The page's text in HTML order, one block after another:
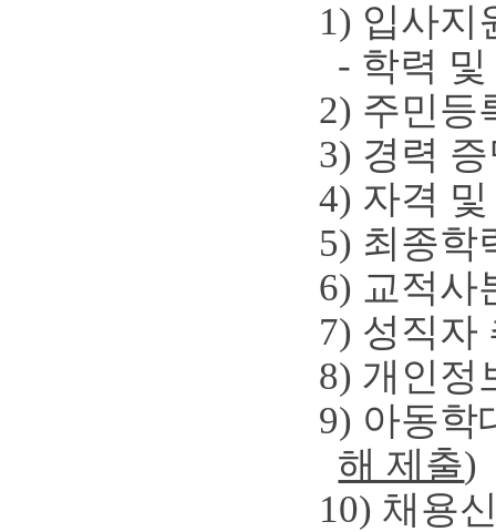
1) 입사지
- 학력
2) 주민등
3) 경력
4) 자격
5) 최종학
6) 교적사
7) 성직자
8) 개인정
9) 아동학
해 제출)
10) 채용